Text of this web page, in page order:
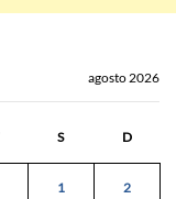
agosto 2026
S D
1 2